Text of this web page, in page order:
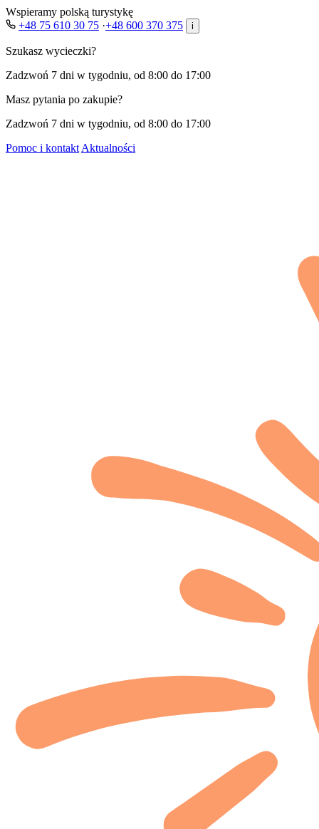
Wspieramy polską turystykę
+48 75 610 30 75 ·+48 600 370 375 i
Szukasz wycieczki?
Zadzwoń 7 dni w tygodniu, od 8:00 do 17:00
Masz pytania po zakupie?
Zadzwoń 7 dni w tygodniu, od 8:00 do 17:00
Pomoc i kontakt Aktualności